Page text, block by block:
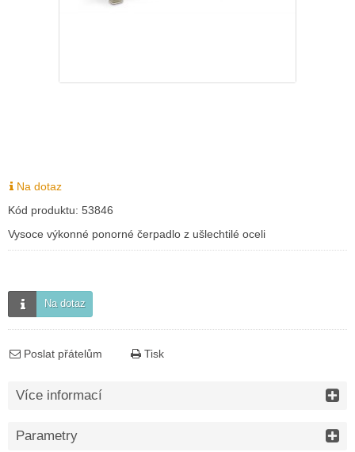
Na dotaz
Kód produktu: 53846
Vysoce výkonné ponorné čerpadlo z ušlechtilé oceli
Na dotaz
Poslat přátelům Tisk
Více informací
Parametry